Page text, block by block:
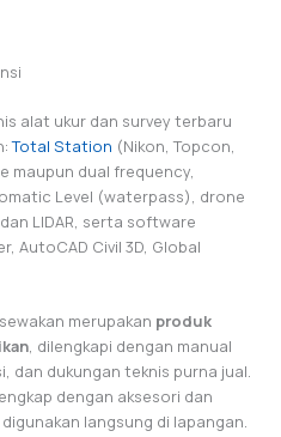
alat ukur dan survey terbaru
Total Station (Nikon, Topcon,
maupun dual frequency,
Level (waterpass), drone
dan LIDAR, serta software
AutoCAD Civil 3D, Global
merupakan produk
, dilengkapi dengan manual
dan dukungan teknis purna jual.
dengan aksesori dan
langsung di lapangan.